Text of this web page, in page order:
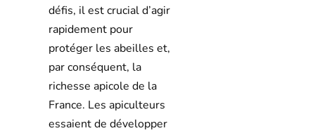
défis, il est crucial d’agir
rapidement pour
protéger les abeilles et,
par conséquent, la
richesse apicole de la
France. Les apiculteurs
essaient de développer